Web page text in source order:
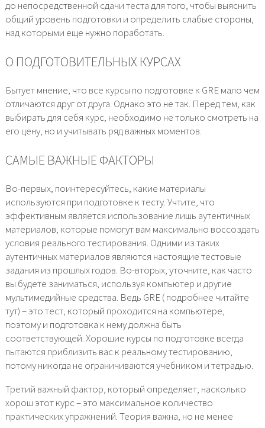
до непосредственной сдачи теста для того, чтобы выяснить
общий уровень подготовки и определить слабые стороны,
над которыми еще нужно поработать.
О ПОДГОТОВИТЕЛЬНЫХ КУРСАХ
Бытует мнение, что все курсы по подготовке к GRE мало чем
отличаются друг от друга. Однако это не так. Перед тем, как
выбирать для себя курс, необходимо не только смотреть на
его цену, но и учитывать ряд важных моментов.
САМЫЕ ВАЖНЫЕ ФАКТОРЫ
Во-первых, поинтересуйтесь, какие материалы
используются при подготовке к тесту. Учтите, что
эффективным является использование лишь аутентичных
материалов, которые помогут вам максимально воссоздать
условия реального тестирования. Одними из таких
аутентичных материалов являются настоящие тестовые
задания из прошлых годов. Во-вторых, уточните, как часто
вы будете заниматься, используя компьютер и другие
мультимедийные средства. Ведь GRE ( подробнее читайте
тут) – это тест, который проходится на компьютере,
поэтому и подготовка к нему должна быть
соответствующей. Хорошие курсы по подготовке всегда
пытаются приблизить вас к реальному тестированию,
потому никогда не ограничиваются учебником и тетрадью.
Третий важный фактор, который определяет, насколько
хорош этот курс – это максимальное количество
практических упражнений. Теория важна, но не менее